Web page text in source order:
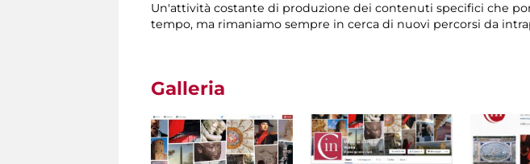
Un'attività costante di produzione dei contenuti specifici che
tempo, ma rimaniamo sempre in cerca di nuovi percorsi da
Galleria